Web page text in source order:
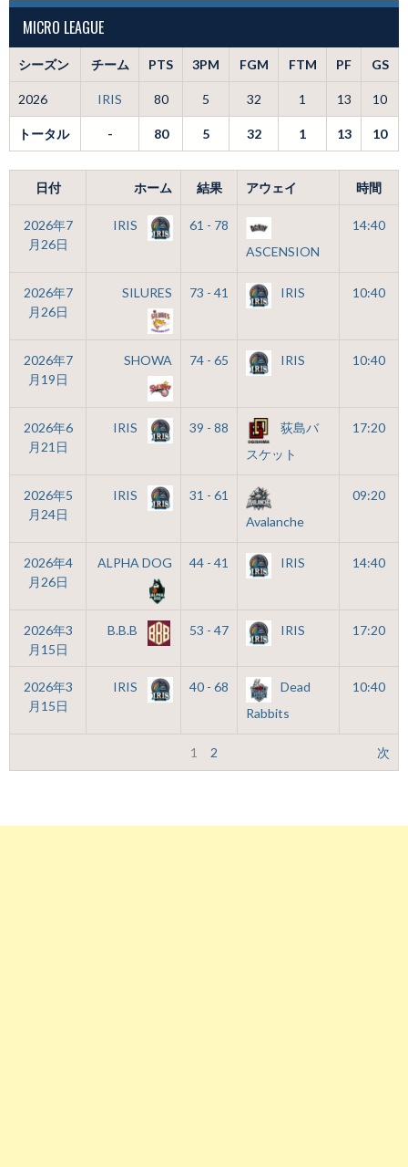
MICRO LEAGUE
シーズン チーム PTS 3PM FGM FTM PF GS
2026 IRIS 80 5 32 1 13 10
トータル - 80 5 32 1 13 10
日付 ホーム 結果 アウェイ 時間
2026年7
月26日
IRIS
61 - 78
ASCENSION
14:40
2026年7
月26日
SILURES 73 - 41 IRIS 10:40
2026年7
月19日
SHOWA 74 - 65 IRIS 10:40
2026年6
月21日
IRIS 39 - 88
荻島バ
スケット
17:20
2026年5
月24日
IRIS
31 - 61
Avalanche
09:20
2026年4
月26日
ALPHA DOG 44 - 41 IRIS 14:40
2026年3
月15日
B.B.B 53 - 47 IRIS 17:20
2026年3
月15日
IRIS 40 - 68
Dead
Rabbits
10:40
1 2 次